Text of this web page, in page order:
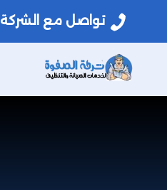
تواصل مع الشركة